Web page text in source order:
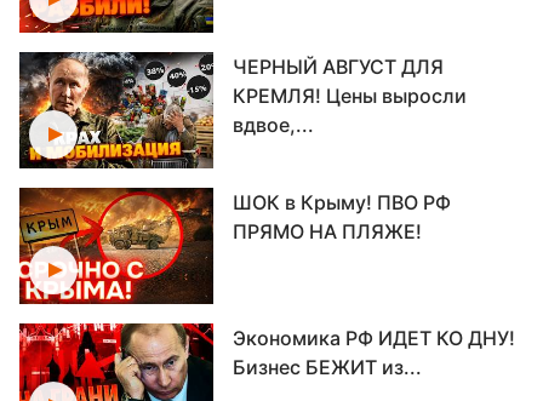
ЧЕРНЫЙ АВГУСТ ДЛЯ
КРЕМЛЯ! Цены выросли
вдвое,...
ШОК в Крыму! ПВО РФ
ПРЯМО НА ПЛЯЖЕ!
Экономика РФ ИДЕТ КО ДНУ!
Бизнес БЕЖИТ из...